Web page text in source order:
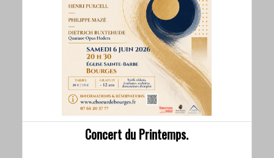
Concert du Printemps.